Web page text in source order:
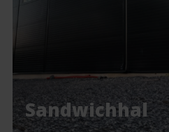
Sandwichhal